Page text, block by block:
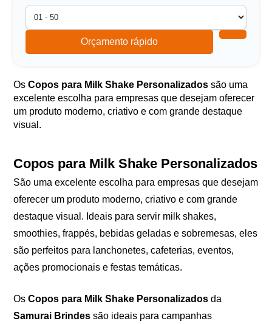
Orçamento rápido
OsCopos para Milk Shake Personalizados são uma
excelente escolha para empresas que desejam oferecer
um produto moderno, criativo e com grande destaque
visual.
Copos para Milk Shake Personalizados
São uma excelente escolha para empresas que desejam
oferecer um produto moderno, criativo e com grande
destaque visual. Ideais para servir milk shakes,
smoothies, frappés, bebidas geladas e sobremesas, eles
são perfeitos para lanchonetes, cafeterias, eventos,
ações promocionais e festas temáticas.
OsCopos para Milk Shake Personalizados da
Samurai Brindes são ideais para campanhas